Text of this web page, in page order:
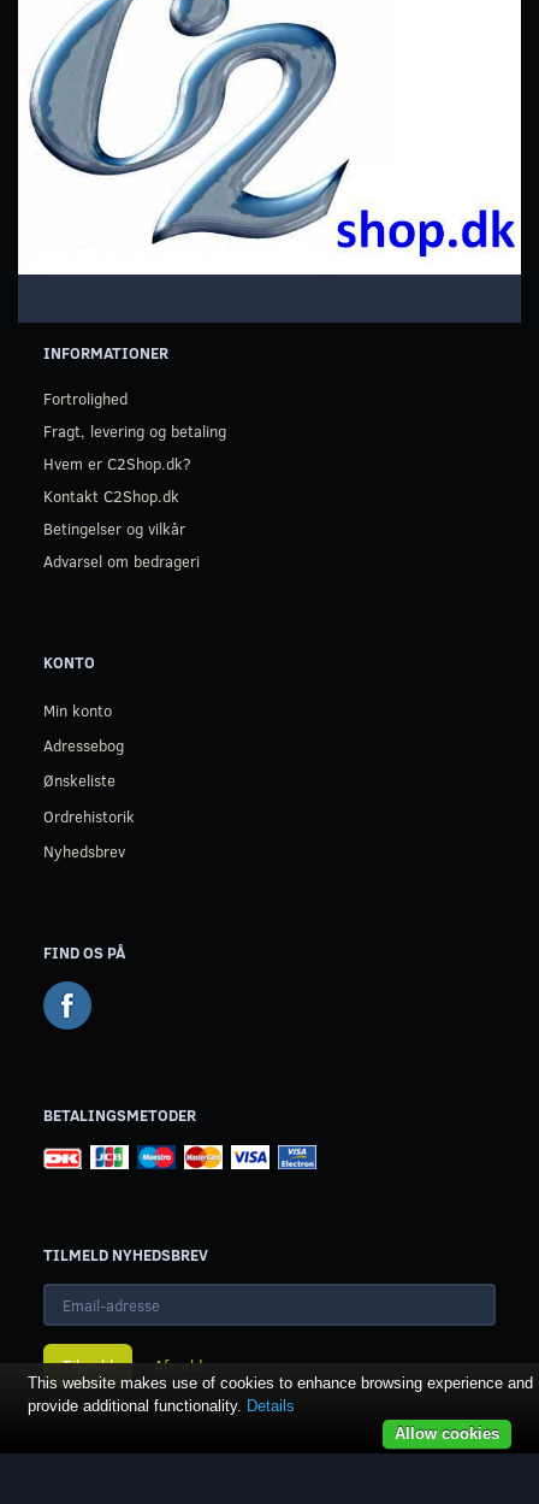
INFORMATIONER
Fortrolighed
Fragt, levering og betaling
Hvem er C2Shop.dk?
Kontakt C2Shop.dk
Betingelser og vilkår
Advarsel om bedrageri
KONTO
Min konto
Adressebog
Ønskeliste
Ordrehistorik
Nyhedsbrev
FIND OS PÅ
BETALINGSMETODER
TILMELD NYHEDSBREV
Email-
adresse
Tilmeld Afmeld
This website makes use of cookies to enhance browsing experience and
provide additional functionality. Details
Allow cookies